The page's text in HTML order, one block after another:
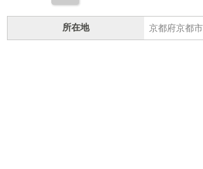
所在地 京都府京都